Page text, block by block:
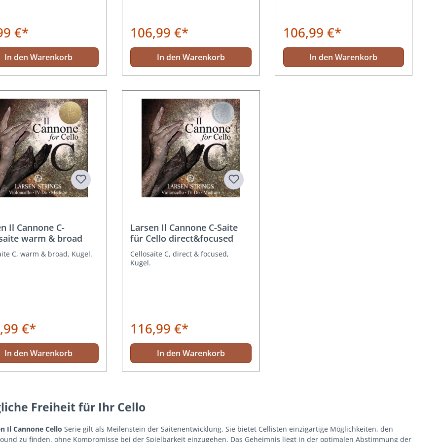
€*
In den Warenkorb
106,99 €*
In den Warenkorb
106,99 €*
In den Warenkorb
Il Cannone C-
warm & broad
C, warm & broad, Kugel.
€*
In den Warenkorb
Larsen Il Cannone C-Saite
für Cello direct&focused
Cellosaite C, direct & focused,
Kugel.
116,99 €*
In den Warenkorb
Freiheit für Ihr Cello
Il Cannone Cello Serie gilt als Meilenstein der Saitenentwicklung. Sie bietet Cellisten einzigartige Möglichkeiten, den
zu finden, ohne Kompromisse bei der Spielbarkeit einzugehen. Das Geheimnis liegt in der optimalen Abstimmung der